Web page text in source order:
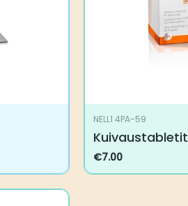
NELL1 4PA-59
Kuivaustabletit
€7.00